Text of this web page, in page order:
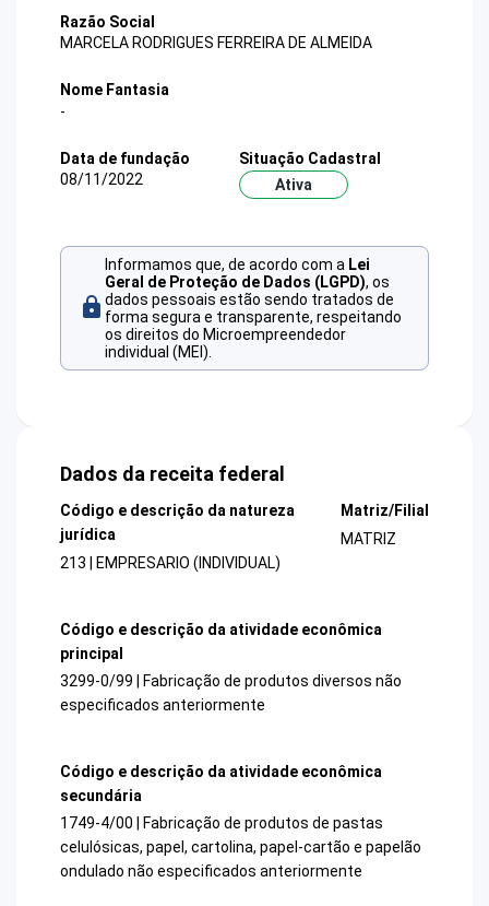
Razão Social
MARCELA RODRIGUES FERREIRA DE ALMEIDA
Nome Fantasia
-
Data de fundação
08/11/2022
Situação Cadastral
Ativa
Informamos que, de acordo com a Lei
Geral de Proteção de Dados (LGPD), os
dados pessoais estão sendo tratados de
forma segura e transparente, respeitando
os direitos do Microempreendedor
individual (MEI).
Dados da receita federal
Código e descrição da natureza
jurídica
213 | EMPRESARIO (INDIVIDUAL)
Matriz/Filial
MATRIZ
Código e descrição da atividade econômica
principal
3299-0/99 | Fabricação de produtos diversos não
especificados anteriormente
Código e descrição da atividade econômica
secundária
1749-4/00 | Fabricação de produtos de pastas
celulósicas, papel, cartolina, papel-cartão e papelão
ondulado não especificados anteriormente